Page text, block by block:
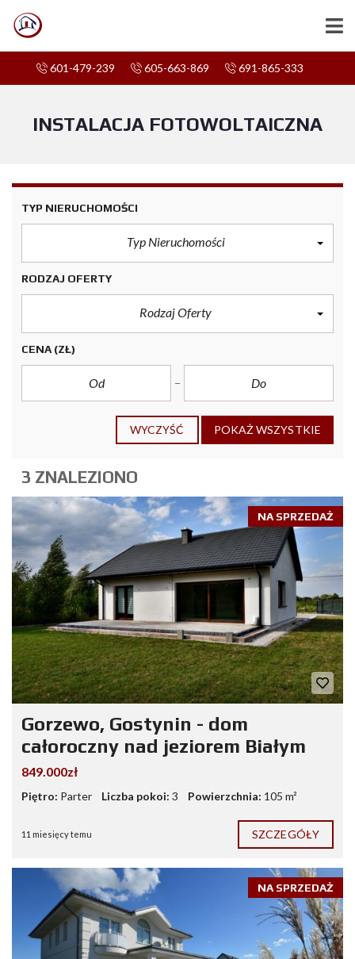
601-479-239 605-663-869 691-865-333
INSTALACJA FOTOWOLTAICZNA
TYP NIERUCHOMOŚCI
Typ Nieruchomości
RODZAJ OFERTY
Rodzaj Oferty
CENA (ZŁ)
WYCZYŚĆ POKAŻ WSZYSTKIE
3 ZNALEZIONO
NA SPRZEDAŻ
Gorzewo, Gostynin - dom
całoroczny nad jeziorem Białym
849.000zł
Piętro: Parter Liczba pokoi: 3 Powierzchnia: 105 m²
11 miesięcy temu SZCZEGÓŁY
NA SPRZEDAŻ